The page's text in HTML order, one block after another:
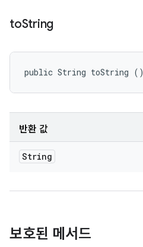
toString
public String toString ()
반환 값
String
보호된 메서드